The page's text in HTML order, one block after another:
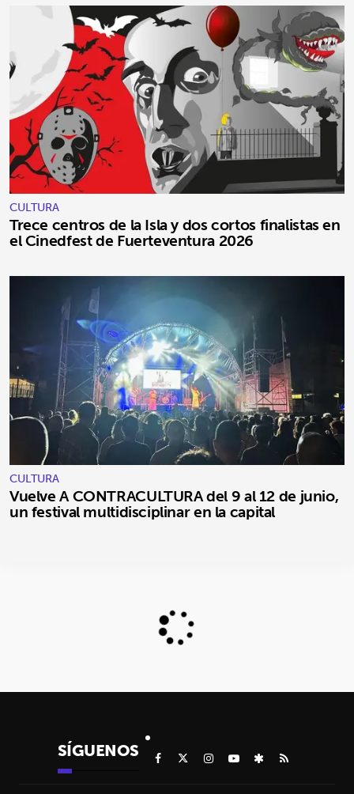
CULTURA
Trece centros de la Isla y dos cortos finalistas en
el Cinedfest de Fuerteventura 2026
CULTURA
Vuelve A CONTRACULTURA del 9 al 12 de junio,
un festival multidisciplinar en la capital
SÍGUENOS